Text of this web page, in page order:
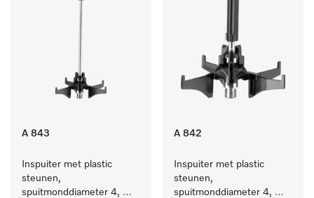
A 843
Inspuiter met plastic
steunen,
spuitmonddiameter 4,
A 842
Inspuiter met plastic
steunen,
spuitmonddiameter 4,